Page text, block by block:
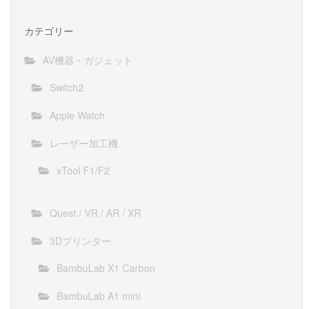
カテゴリー
AV機器・ガジェット
Switch2
Apple Watch
レーザー加工機
xTool F1/F2
Quest / VR / AR / XR
3Dプリンター
BambuLab X1 Carbon
BambuLab A1 mini